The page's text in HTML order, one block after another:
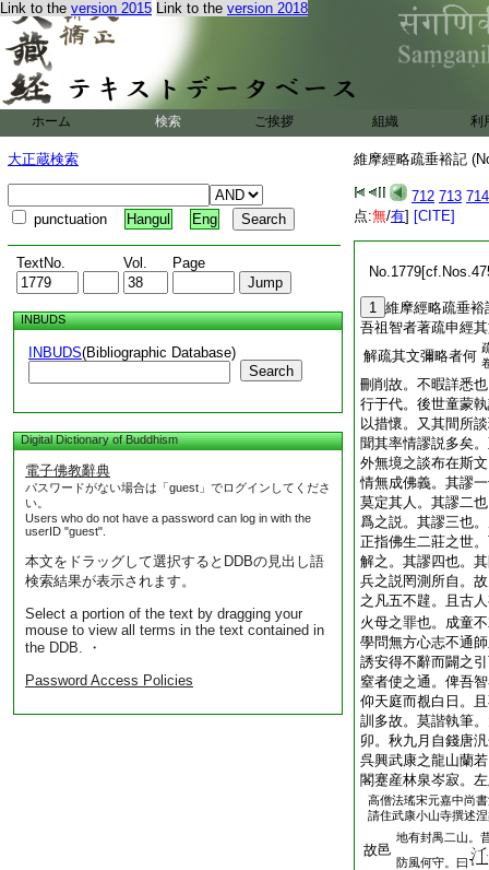
Link to the version 2015 Link to the version 2018
ホーム 検索 ご挨拶 組織 利
大正蔵検索
punctuation Hangul Eng
TextNo. Vol. Page
INBUDS
INBUDS(Bibliographic Database)
Search
Digital Dictionary of Buddhism
電子佛教辭典
パスワードがない場合は「guest」でログインしてくださ
い。
Users who do not have a password can log in with the
userID "guest".
本文をドラッグして選択するとDDBの見出し語
検索結果が表示されます。
Select a portion of the text by dragging your
mouse to view all terms in the text contained in
the DDB. ・
Password Access Policies
維摩經略疏垂裕記
712 713 714
点:無/有] [CITE]
1 維摩經略疏垂裕
吾祖智者著疏申經
解疏其文彌略者何
刪削故。不暇詳悉
行于代。後世童蒙
以措懷。又其間所
聞其率情謬説多矣
外無境之談布在斯
情無成佛義。其謬
莫定其人。其謬二
爲之説。其謬三也
正指佛生二莊之世
解之。其謬四也。
兵之説罔測所自。
之凡五不韙。且古
火母之罪也。成童
學問無方心志不通
誘安得不辭而闢之
窒者使之通。俾吾
仰天庭而覩白日。
訓多故。莫諧執筆
卯。秋九月自錢唐
呉興武康之龍山蘭
閣蹇産林泉岑寂。
高僧法瑤宋元嘉中尚
請住武康小山寺撰述
故邑
地有封禺二山。
防風何守。曰